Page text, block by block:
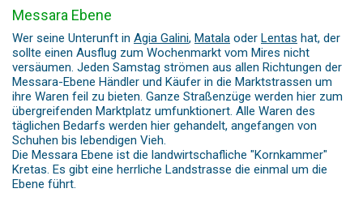
Messara Ebene
Wer seine Unterunft in Agia Galini, Matala oder Lentas hat, der
sollte einen Ausflug zum Wochenmarkt vom Mires nicht
versäumen. Jeden Samstag strömen aus allen Richtungen der
Messara-Ebene Händler und Käufer in die Marktstrassen um
ihre Waren feil zu bieten. Ganze Straßenzüge werden hier zum
übergreifenden Marktplatz umfunktionert. Alle Waren des
täglichen Bedarfs werden hier gehandelt, angefangen von
Schuhen bis lebendigen Vieh.
Die Messara Ebene ist die landwirtschafliche "Kornkammer"
Kretas. Es gibt eine herrliche Landstrasse die einmal um die
Ebene führt.